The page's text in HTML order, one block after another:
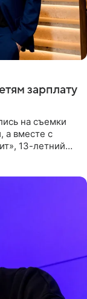
зарплату
на съемки
а вместе с
13-летний